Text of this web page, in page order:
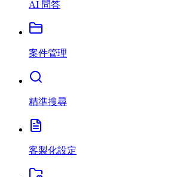
AI 問答
案件管理
精準搜尋
客製化設定